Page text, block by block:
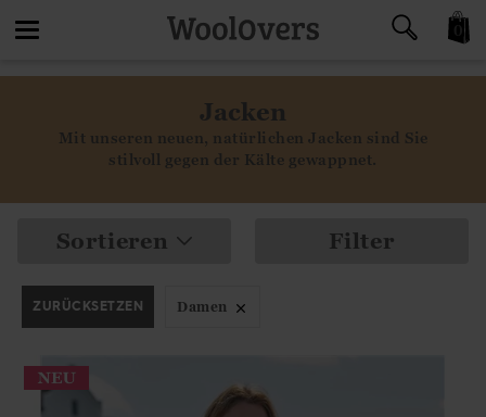
Jacken
Mit unseren neuen, natürlichen Jacken sind Sie
stilvoll gegen der Kälte gewappnet.
Sortieren Filter
ZURÜCKSETZEN Damen